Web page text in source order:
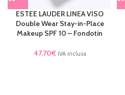
ESTEE LAUDER LINEA VISO
Double Wear Stay-in-Place
Makeup SPF 10 – Fondotin
47,70€ IVA inclusa